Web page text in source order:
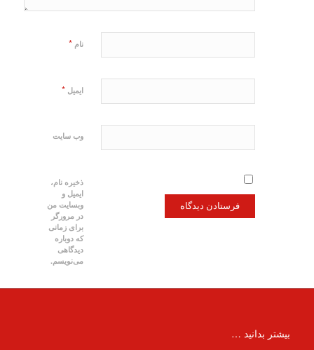
نام *
ایمیل *
وب‌ سایت
ذخیره نام،
ایمیل و
وبسایت من
در مرورگر
برای زمانی
که دوباره
دیدگاهی
می‌نویسم.
بیشتر بدانید …